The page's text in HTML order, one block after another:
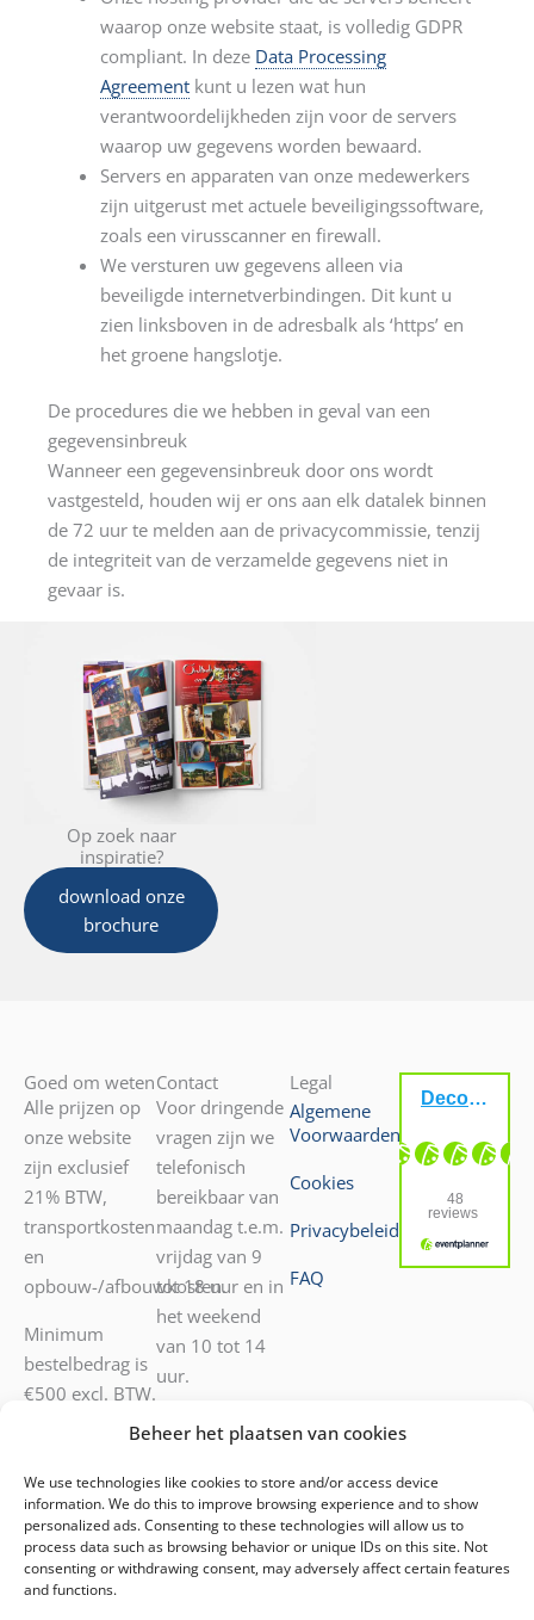
Beheer het plaatsen van cookies
We use technologies like cookies to store and/or access device
information. We do this to improve browsing experience and to show
personalized ads. Consenting to these technologies will allow us to
process data such as browsing behavior or unique IDs on this site. Not
consenting or withdrawing consent, may adversely affect certain features
and functions.
waarop onze website staat, is volledig GDPR
compliant. In deze Data Processing
Agreementkunt u lezen wat hun
verantwoordelijkheden zijn voor de servers
waarop uw gegevens worden bewaard.
Servers en apparaten van onze medewerkers
zijn uitgerust met actuele beveiligingssoftware,
zoals een virusscanner en firewall.
We versturen uw gegevens alleen via
beveiligde internetverbindingen. Dit kunt u
zien linksboven in de adresbalk als ‘https’ en
het groene hangslotje.
De procedures die we hebben in geval van een
gegevensinbreuk
Wanneer een gegevensinbreuk door ons wordt
vastgesteld, houden wij er ons aan elk datalek binnen
de 72 uur te melden aan de privacycommissie, tenzij
de integriteit van de verzamelde gegevens niet in
gevaar is.
Op zoek naar
inspiratie?
download onze
brochure
Goed om weten
Alle prijzen op
onze website
zijn exclusief
21% BTW,
transportkosten
en
opbouw-/afbouwkosten.
Minimum
bestelbedrag is
€500 excl. BTW.
Transport door
mogelijk.
Contact
Voor dringende
vragen zijn we
telefonisch
bereikbaar van
maandag t.e.m.
vrijdag van 9
tot 18 uur en in
het weekend
van 10 tot 14
uur.
052 55 05 72
Voor andere
vragen kunt u
ons mailen
opinfo@decoratiehuren.be.
Legal
Algemene
Voorwaarden
Cookies
Privacybeleid
FAQ